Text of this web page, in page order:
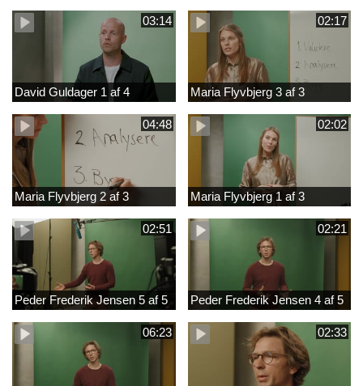
03:14
David Guldager 1 af 4
02:17
Maria Flyvbjerg 3 af 3
04:48
Maria Flyvbjerg 2 af 3
02:02
Maria Flyvbjerg 1 af 3
02:51
Peder Frederik Jensen 5 af 5
02:21
Peder Frederik Jensen 4 af 5
06:23 02:33